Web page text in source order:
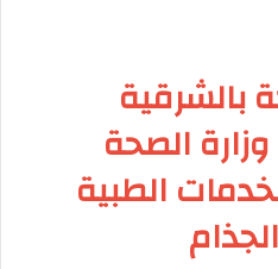
بالشرقية
الصحة
الطبية